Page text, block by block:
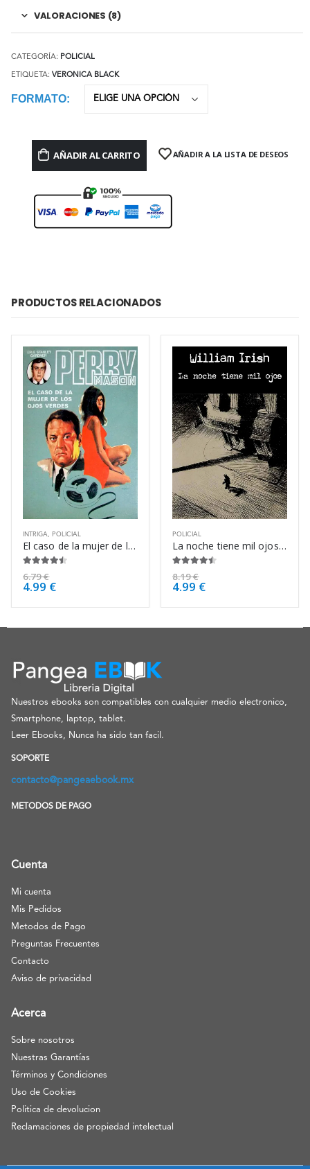
VALORACIONES (8)
CATEGORÍA: POLICIAL
ETIQUETA: VERONICA BLACK
FORMATO
AÑADIR AL CARRITO AÑADIR A LA LISTA DE DESEOS
PRODUCTOS RELACIONADOS
INTRIGA POLICIAL
El caso de la mujer de los ojos verdes – Erle Stanley Gardner
6.79€
4.99 €
POLICIAL
La noche tiene mil ojos – William Irish
8.19€
4.99 €
Nuestros ebooks son compatibles con cualquier medio electronico,
Smartphone, laptop, tablet.
Leer Ebooks, Nunca ha sido tan facil.
SOPORTE
contacto@pangeaebook.mx
METODOS DE PAGO
Cuenta
Mi cuenta
Mis Pedidos
Metodos de Pago
Preguntas Frecuentes
Contacto
Aviso de privacidad
Acerca
Sobre nosotros
Nuestras Garantías
Términos y Condiciones
Uso de Cookies
Politica de devolucion
Reclamaciones de propiedad intelectual